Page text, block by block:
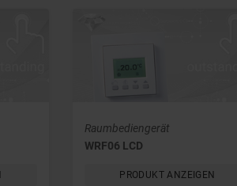
Raumbediengerät
WRF06 LCD
PRODUKT ANZEIGEN